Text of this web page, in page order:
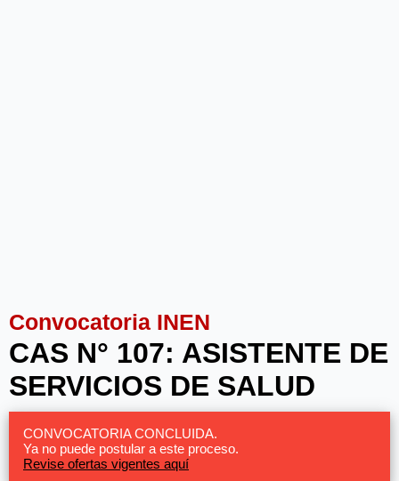
Convocatoria INEN
CAS N° 107: ASISTENTE DE
SERVICIOS DE SALUD
CONVOCATORIA CONCLUIDA.
Ya no puede postular a este proceso.
Revise ofertas vigentes aquí